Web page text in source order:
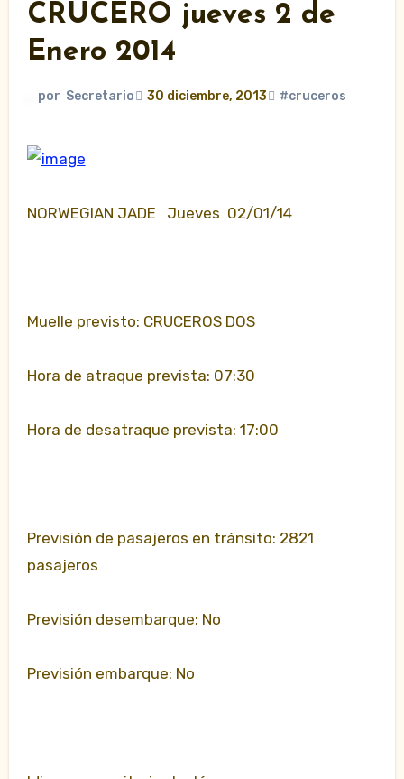
CRUCERO jueves 2 de
Enero 2014
por Secretario 30 diciembre, 2013 #cruceros
NORWEGIAN JADE Jueves 02/01/14
Muelle previsto: CRUCEROS DOS
Hora de atraque prevista: 07:30
Hora de desatraque prevista: 17:00
Previsión de pasajeros en tránsito: 2821
pasajeros
Previsión desembarque: No
Previsión embarque: No